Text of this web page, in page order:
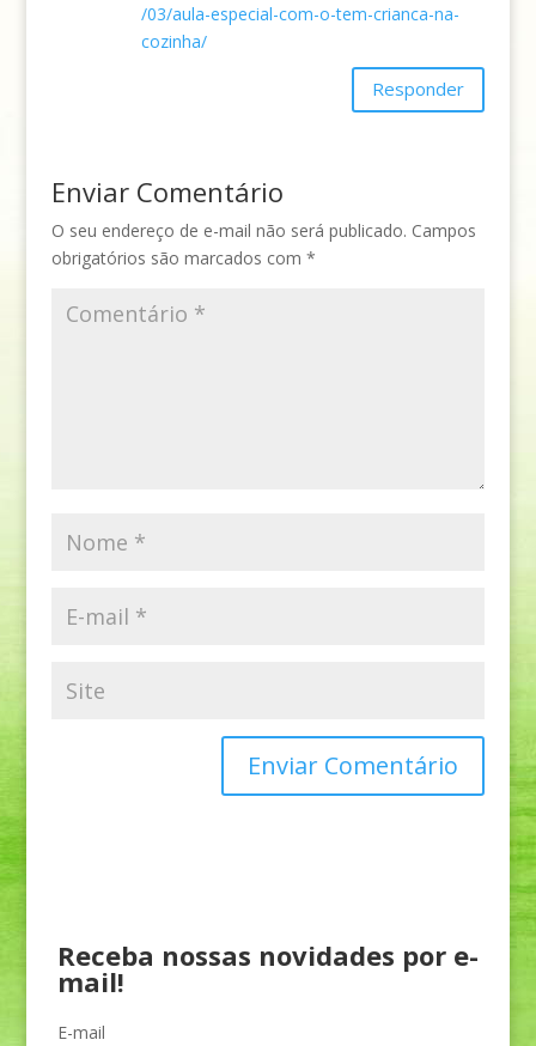
/03/aula-especial-com-o-tem-crianca-na-
cozinha/
Responder
Enviar Comentário
O seu endereço de e-mail não será publicado. Campos
obrigatórios são marcados com *
Receba nossas novidades por e-
mail!
E-mail